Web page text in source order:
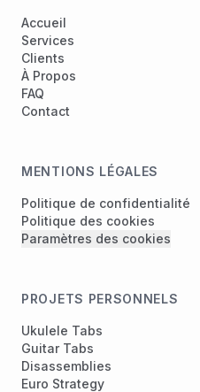
Accueil
Services
Clients
À Propos
FAQ
Contact
MENTIONS LÉGALES
Politique de confidentialité
Politique des cookies
Paramètres des cookies
PROJETS PERSONNELS
Ukulele Tabs
Guitar Tabs
Disassemblies
Euro Strategy